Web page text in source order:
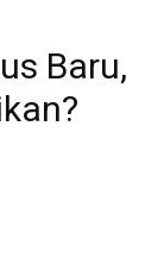
Baru,